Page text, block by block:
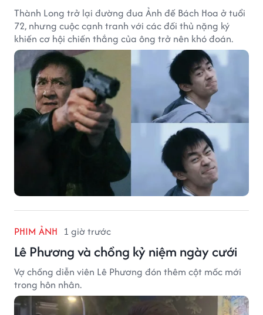
Thành Long trở lại đường đua Ảnh đế Bách Hoa ở tuổi
72, nhưng cuộc cạnh tranh với các đối thủ nặng ký
khiến cơ hội chiến thắng của ông trở nên khó đoán.
PHIM ẢNH 1 giờ trước
Lê Phương và chồng kỷ niệm ngày cưới
Vợ chồng diễn viên Lê Phương đón thêm cột mốc mới
trong hôn nhân.